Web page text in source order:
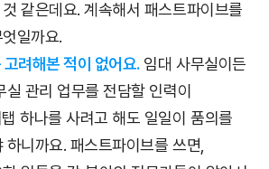
같은데요. 계속해서 패스트파이브를
일까요.
려해본 적이 없어요.임대 사무실이든
관리 업무를 전담할 인력이
하나를 사려고 해도 일일이 품의를
니까요. 패스트파이브를 쓰면,